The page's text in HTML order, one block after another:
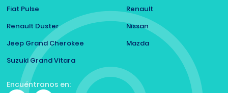
Fiat Pulse
Renault Duster
Jeep Grand Cherokee
Suzuki Grand Vitara
Renault
Nissan
Mazda
Encuéntranos en: